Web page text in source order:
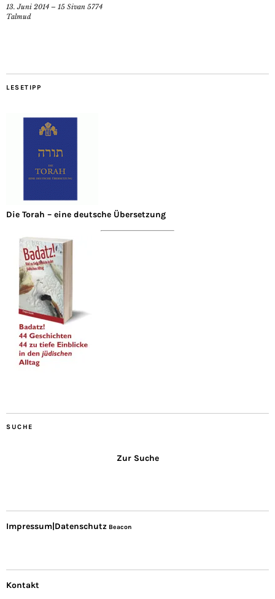
13. Juni 2014 – 15 Sivan 5774
Talmud
LESETIPP
Die Torah – eine deutsche Übersetzung
SUCHE
Zur Suche
Impressum|Datenschutz Beacon
Kontakt